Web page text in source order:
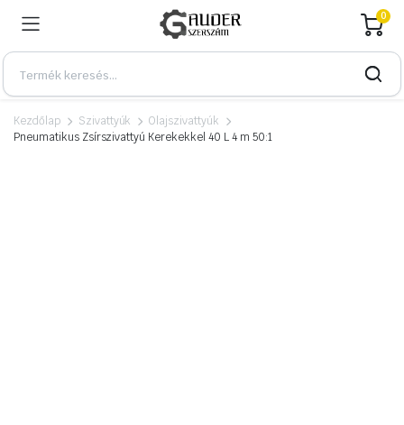
0
Kezdőlap Szivattyúk
Olajszivattyúk
Pneumatikus Zsírszivattyú Kerekekkel 40 L 4 m 50:1